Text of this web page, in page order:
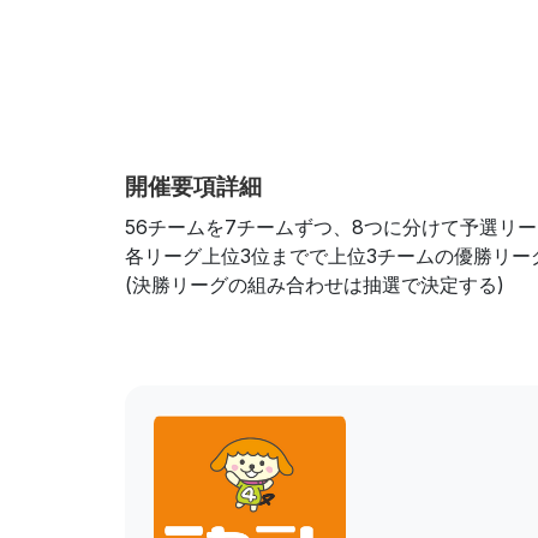
開催要項詳細
56チームを7チームずつ、8つに分けて予選リー
各リーグ上位3位までで上位3チームの優勝リー
(決勝リーグの組み合わせは抽選で決定する)